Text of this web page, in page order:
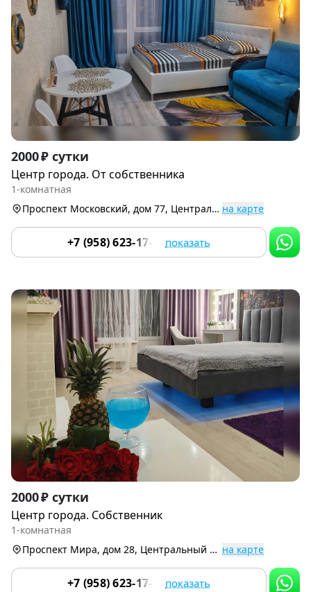
Item
1
of
2000 ₽ сутки
Центр города. От собственника
1-комнатная
Проспект Московский, дом 77, Центральный р-н на карте
+7 (958) 623-17-67 показать
Item
1
of
2000 ₽ сутки
Центр города. Собственник
1-комнатная
Проспект Мира, дом 28, Центральный р-н на карте
+7 (958) 623-17-67 показать